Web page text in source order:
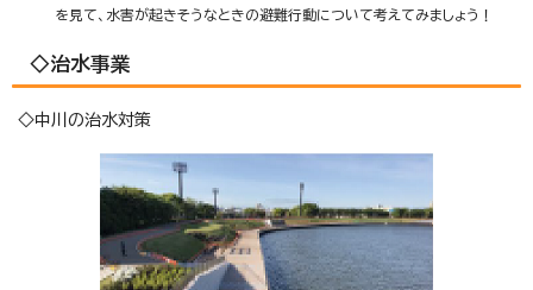
を見て、水害が起きそうなときの避難行動について考えてみましょう！
◇治水事業
◇中川の治水対策